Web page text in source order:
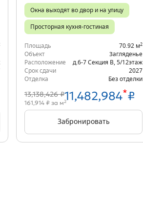
Окна выходят во двор и на улицу
Просторная кухня-гостиная
Площадь 70.92 м2
Объект
Загляденье
Расположение
д.6-7 Секция В 5/12этаж
Срок сдачи
2027
Отделка
Без отделки
13,138,426 ₽11,482,984*₽
161,914 ₽ за м2
Забронировать